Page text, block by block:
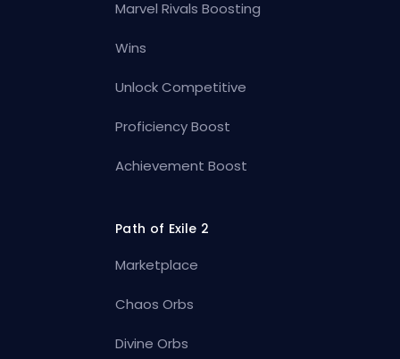
Marvel Rivals Boosting
Wins
Unlock Competitive
Proficiency Boost
Achievement Boost
Path of Exile 2
Marketplace
Chaos Orbs
Divine Orbs